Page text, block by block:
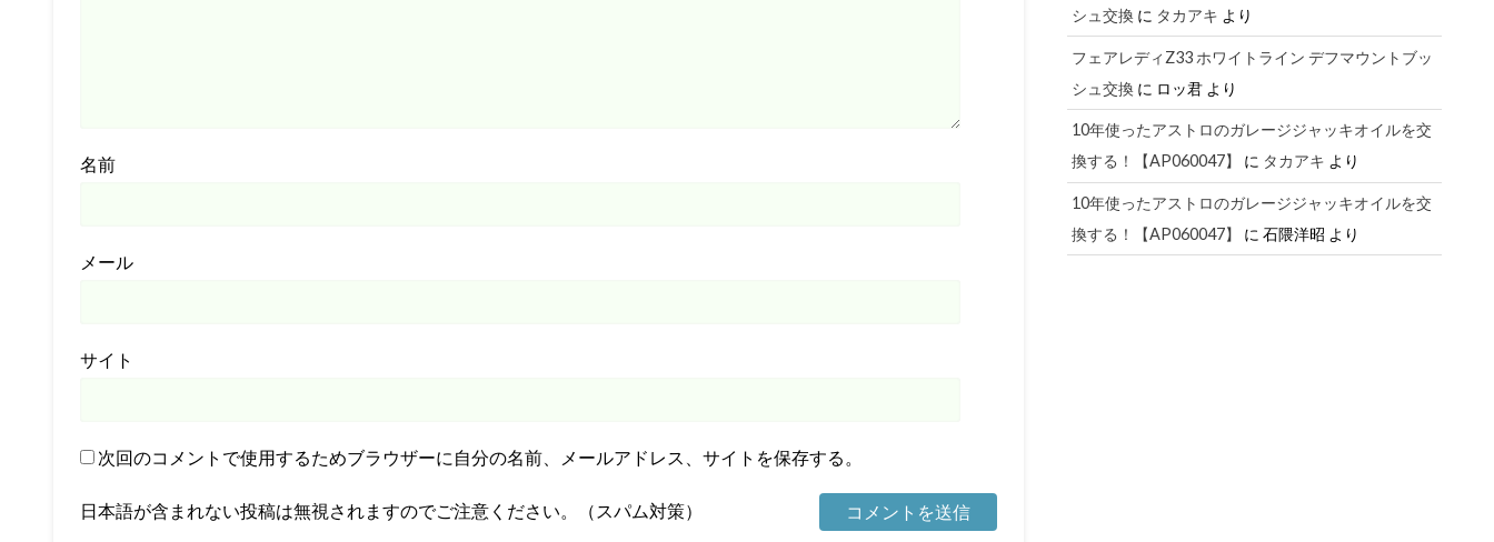
名前
メール
サイト
次回のコメントで使用するためブラウザーに自分の名前、メールアドレス、サイトを保存する。
日本語が含まれない投稿は無視されますのでご注意ください。（スパム対策）
シュ交換に タカアキ より
フェアレディZ33 ホワイトライン デフマウントブッ
シュ交換に ロッ君より
10年使ったアストロのガレージジャッキオイルを交
換する！【AP060047】
に タカアキ より
10年使ったアストロのガレージジャッキオイルを交
換する！【AP060047】
に 石隈洋昭 より